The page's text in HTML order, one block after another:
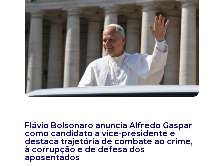
Flávio Bolsonaro anuncia Alfredo Gaspar
como candidato a vice-presidente e
destaca trajetória de combate ao crime,
à corrupção e de defesa dos
aposentados